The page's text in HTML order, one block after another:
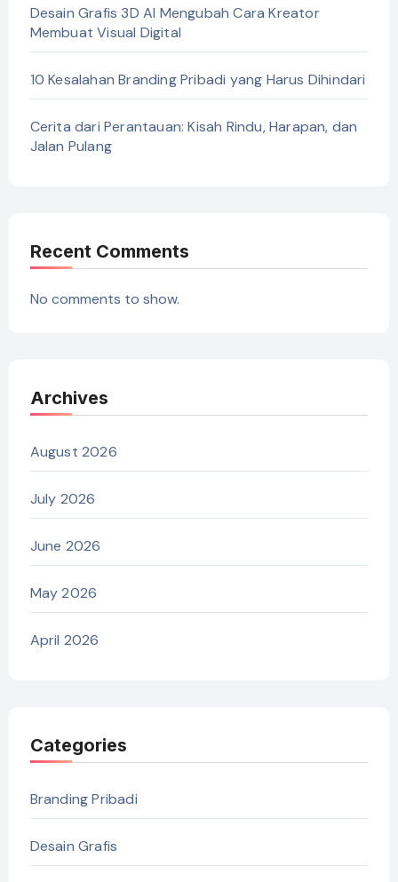
Desain Grafis 3D AI Mengubah Cara Kreator
Membuat Visual Digital
10 Kesalahan Branding Pribadi yang Harus Dihindari
Cerita dari Perantauan: Kisah Rindu, Harapan, dan
Jalan Pulang
Recent Comments
No comments to show.
Archives
August 2026
July 2026
June 2026
May 2026
April 2026
Categories
Branding Pribadi
Desain Grafis